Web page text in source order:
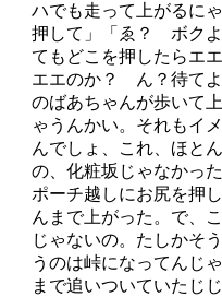
ハでも走って上がるに
押して」「ゑ？ ボク
てもどこを押したらエ
エエのか？ ん？待て
のばあちゃんが歩いて
ゃうんかい。それもイ
んでしょ、これ、ほと
の、化粧坂じゃなかっ
ポーチ越しにお尻を押
んまで上がった。で、
じゃないの。たしかそ
うのは峠になってんじ
まで追いついていたじ